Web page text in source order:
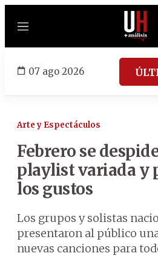
Menú
07 ago 2026
Arte y Espectáculos
Febrero se
playlist variada y
los gustos
Los grupos y solistas
presentaron al público
nuevas canciones para